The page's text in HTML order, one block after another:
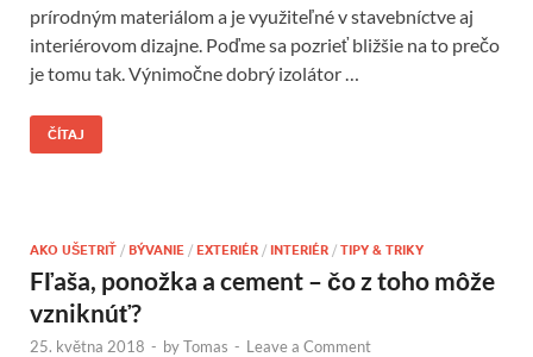
prírodným materiálom a je využiteľné v stavebníctve aj
interiérovom dizajne. Poďme sa pozrieť bližšie na to prečo
je tomu tak. Výnimočne dobrý izolátor …
ČÍTAJ
AKO UŠETRIŤ / BÝVANIE / EXTERIÉR / INTERIÉR / TIPY & TRIKY
Fľaša, ponožka a cement – čo z toho môže
vzniknúť?
25. května 2018 - byTomas - Leave a Comment